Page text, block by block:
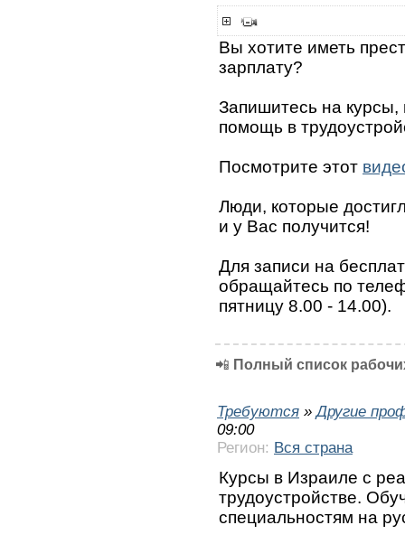
Вы хотите иметь
зарплату?
Запишитесь на курсы,
помощь в
Посмотрите этот
Люди, которые
и у Вас получится!
Для записи на
обращайтесь по
пятницу 8.00 - 14.00).
📲 Полный список
Требуются »Другие
09:00
Регион: Вся страна
Курсы в Израиле с
трудоустройстве.
специальностям на